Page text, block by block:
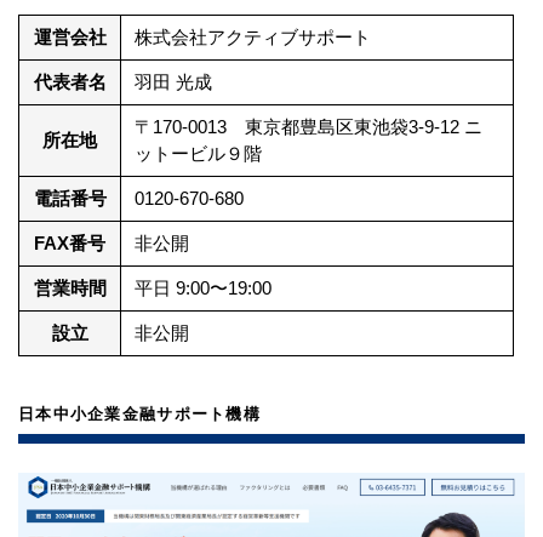
運営会社 株式会社アクティブサポート
代表者名 羽田 光成
所在地
〒170-0013 東京都豊島区東池袋3-9-12 ニ
ットービル９階
電話番号 0120-670-680
FAX番号 非公開
営業時間 平日 9:00〜19:00
設立 非公開
日本中小企業金融サポート機構